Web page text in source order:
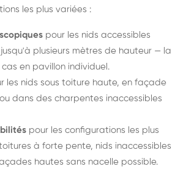
les plus variées :
pour les nids accessibles
plusieurs mètres de hauteur — la
en pavillon individuel.
les nids sous toiture haute, en façade
dans des charpentes inaccessibles
pour les configurations les plus
à forte pente, nids inaccessibles
hautes sans nacelle possible.